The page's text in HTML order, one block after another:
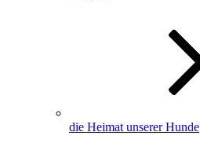
die Heimat unserer Hunde